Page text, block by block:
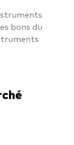
bons du